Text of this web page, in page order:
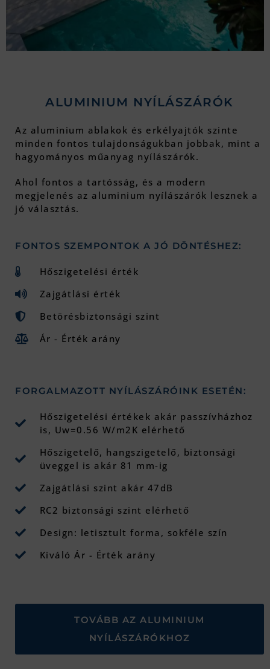
ALUMINIUM NYÍLÁSZÁRÓK
Az aluminium ablakok és erkélyajtók szinte
minden fontos tulajdonságukban jobbak, mint a
hagyományos műanyag nyílászárók.
Ahol fontos a tartósság, és a modern
megjelenés az aluminium nyílászárók lesznek a
jó választás.
FONTOS SZEMPONTOK A JÓ DÖNTÉSHEZ:
Hőszigetelési érték
Zajgátlási érték
Betörésbiztonsági szint
Ár - Érték arány
FORGALMAZOTT NYÍLÁSZÁRÓINK ESETÉN:
Hőszigetelési értékek akár passzívházhoz
is, Uw=0.56 W/m2K elérhető
Hőszigetelő, hangszigetelő, biztonsági
üveggel is akár 81 mm-ig
Zajgátlási szint akár 47dB
RC2 biztonsági szint elérhető
Design: letisztult forma, sokféle szín
Kiváló Ár - Érték arány
TOVÁBB AZ ALUMINIUM
NYÍLÁSZÁRÓKHOZ